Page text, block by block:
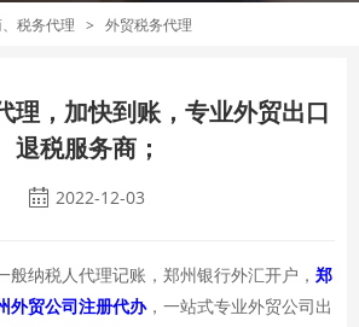
税务代理 > 外贸税务代理
理，加快到账，专业外贸出口
退税服务商；
2022-12-03
般纳税人代理记账，郑州银行外汇开户， 郑
外贸公司注册代办，一站式专业外贸公司出